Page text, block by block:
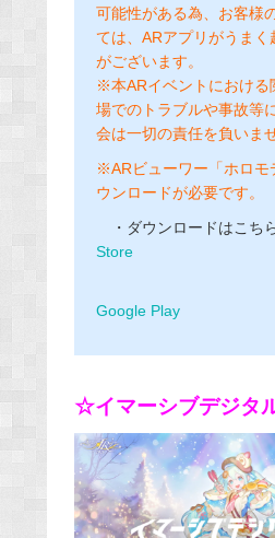
可能性がある為、お客様
ては、ARアプリがうまく
がございます。
※本ARイベントにおける
場でのトラブルや事故等
会は一切の責任を負いませ
※ARビューワー「ホロモ
ウンロードが必要です。
・ダウンロードはこち
Store
Google Play
☆イマーシブデジタ